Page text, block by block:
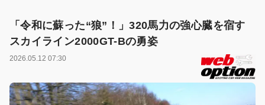
「令和に蘇った“狼”！」320馬力の強心臓を宿す
スカイライン2000GT-Bの勇姿
2026.05.12 07:30